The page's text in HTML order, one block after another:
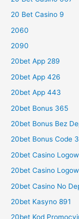
20 Bet Casino 9
2060
2090
20bet App 289
20bet App 426
20bet App 443
20bet Bonus 365
20bet Bonus Bez
20bet Bonus Code
20bet Casino
20bet Casino
20bet Casino No
20bet Kasyno 891
20bet Kod